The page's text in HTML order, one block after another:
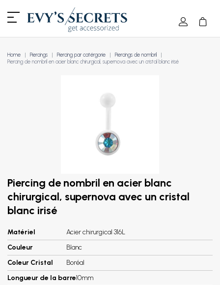
Home Piercings Piercing par catérgorie
Piercings de nombril
Piercing de nombril en acier blanc chirurgical, supernova avec un cristal blanc irisé
Piercing de nombril en acier blanc
chirurgical, supernova avec un cristal
blanc irisé
Matériel
Acier chirurgical 316L
Couleur
Blanc
Coleur Cristal
Boréal
Longueur de la barre10mm